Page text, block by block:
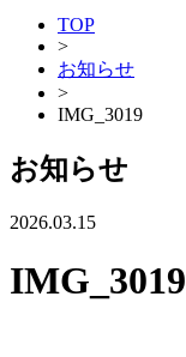
TOP
>
お知らせ
>
IMG_3019
お知らせ
2026.03.15
IMG_3019